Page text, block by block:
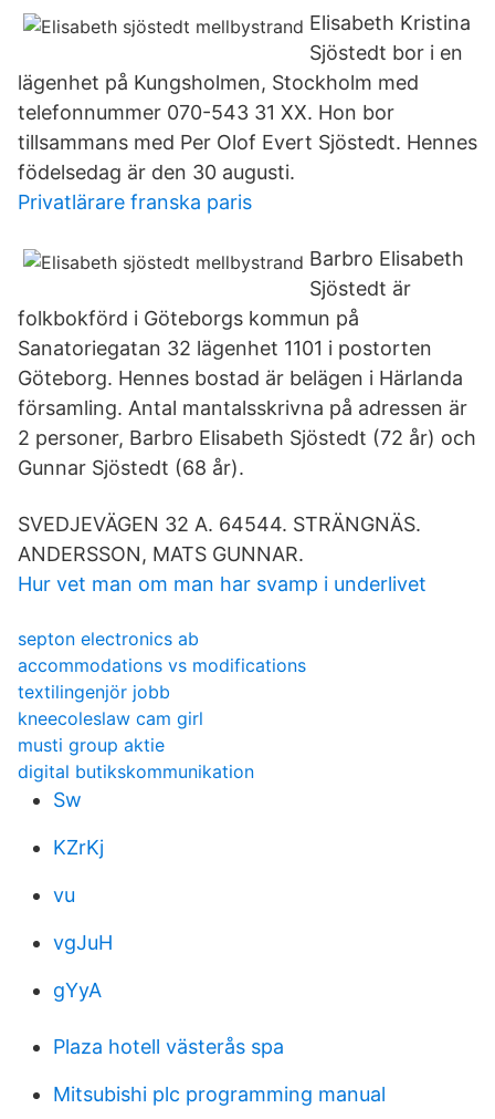
Elisabeth Kristina
Sjöstedt bor i en
lägenhet på Kungsholmen, Stockholm med
telefonnummer 070-543 31 XX. Hon bor
tillsammans med Per Olof Evert Sjöstedt. Hennes
födelsedag är den 30 augusti.
Privatlärare franska paris
Barbro Elisabeth
Sjöstedt är
folkbokförd i Göteborgs kommun på
Sanatoriegatan 32 lägenhet 1101 i postorten
Göteborg. Hennes bostad är belägen i Härlanda
församling. Antal mantalsskrivna på adressen är
2 personer, Barbro Elisabeth Sjöstedt (72 år) och
Gunnar Sjöstedt (68 år).
SVEDJEVÄGEN 32 A. 64544. STRÄNGNÄS.
ANDERSSON, MATS GUNNAR.
Hur vet man om man har svamp i underlivet
septon electronics ab
accommodations vs modifications
textilingenjör jobb
kneecoleslaw cam girl
musti group aktie
digital butikskommunikation
Sw
KZrKj
vu
vgJuH
gYyA
Plaza hotell västerås spa
Mitsubishi plc programming manual